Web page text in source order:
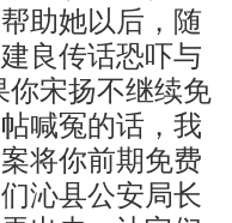
助她以后，随
良传话恐吓与
你宋扬不继续免
喊冤的话，我
将你前期免费
沁县公安局长